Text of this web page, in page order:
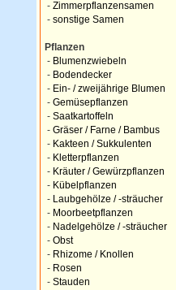
- Zimmerpflanzensamen
- sonstige Samen
Pflanzen
- Blumenzwiebeln
- Bodendecker
- Ein- / zweijährige Blumen
- Gemüsepflanzen
- Saatkartoffeln
- Gräser / Farne / Bambus
- Kakteen / Sukkulenten
- Kletterpflanzen
- Kräuter / Gewürzpflanzen
- Kübelpflanzen
-
Laubgehölze / -sträucher
- Moorbeetpflanzen
- Nadelgehölze / -sträucher
- Obst
- Rhizome / Knollen
- Rosen
- Stauden